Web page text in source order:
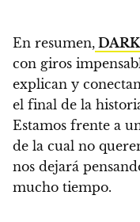
En resumen, DARK
con giros
explican y
el final de la
Estamos frente a
de la cual no
nos dejará
mucho tiempo.